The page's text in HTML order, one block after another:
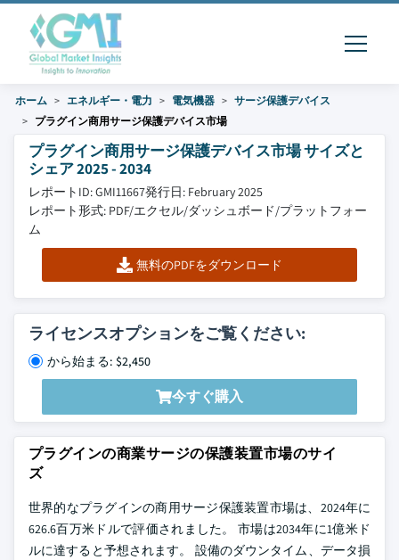
ホーム エネルギー・電力 電気機器
サージ保護デバイス
プラグイン商用サージ保護デバイス市場
プラグイン商用サージ保護デバイス市場 サイズと
シェア 2025 - 2034
レポートID: GMI11667発行日: February 2025
レポート形式: PDF/エクセル/ダッシュボード/プラットフォー
ム
無料のPDFをダウンロード
ライセンスオプションをご覧ください:
から始まる: $2,450
今すぐ購入
プラグインの商業サージの保護装置市場のサイ
ズ
世界的なプラグインの商用サージ保護装置市場は、2024年に
626.6百万米ドルで評価されました。 市場は2034年に1億米ド
ルに達すると予想されます。 設備のダウンタイム、データ損